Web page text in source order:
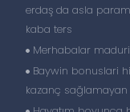
erdaş da asla
kaba ters
Merhabalar
Baywin bonuslari
kazanç